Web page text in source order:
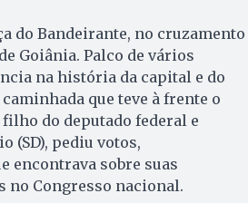
do Bandeirante, no cruzamento
Goiânia. Palco de vários
na história da capital e do
que teve à frente o
do deputado federal e
(SD), pediu votos,
encontrava sobre suas
no Congresso nacional.